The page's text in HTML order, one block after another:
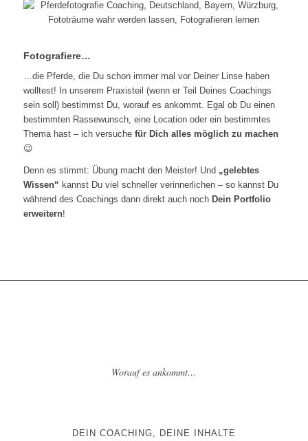
Fotografiere…
…die Pferde, die Du schon immer mal vor Deiner Linse haben
wolltest! In unserem Praxisteil (wenn er Teil Deines Coachings
sein soll) bestimmst Du, worauf es ankommt. Egal ob Du einen
bestimmten Rassewunsch, eine Location oder ein bestimmtes
Thema hast – ich versuche für Dich alles möglich zu machen
😉
Denn es stimmt: Übung macht den Meister! Und „gelebtes
Wissen“ kannst Du viel schneller verinnerlichen – so kannst Du
während des Coachings dann direkt auch noch Dein Portfolio
erweitern!
Worauf es ankommt…
DEIN COACHING, DEINE INHALTE